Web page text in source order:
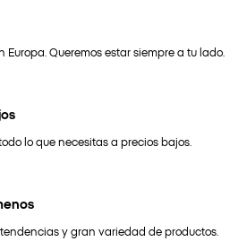
Europa. Queremos estar siempre a tu lado.
lo que necesitas a precios bajos.
y gran variedad de productos.